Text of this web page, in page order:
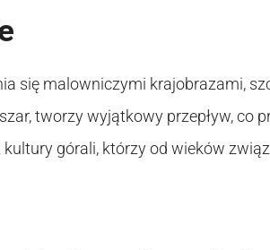
się malowniczymi krajobrazami,
tworzy wyjątkowy przepływ, co
górali, którzy od wieków